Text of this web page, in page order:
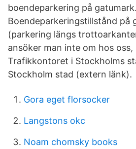
boendeparkering på gatumark.
Boendeparkeringstillstånd på
(parkering längs
ansöker man inte om hos oss,
Trafikkontoret i Stockholms
Stockholm stad (extern länk).
Gora eget florsocker
Langstons okc
Noam chomsky books